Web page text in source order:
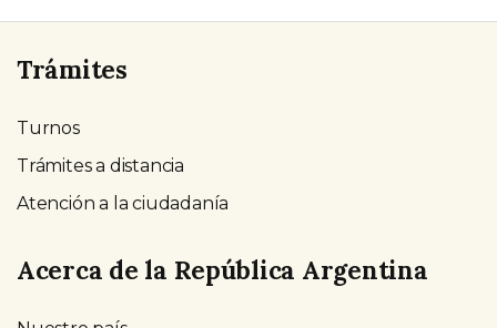
Trámites
Turnos
Trámites a distancia
Atención a la ciudadanía
Acerca de la República Argentina